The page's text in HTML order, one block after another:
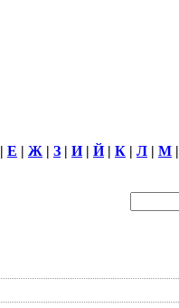
| Е | Ж | З | И| Й| К | Л | М |